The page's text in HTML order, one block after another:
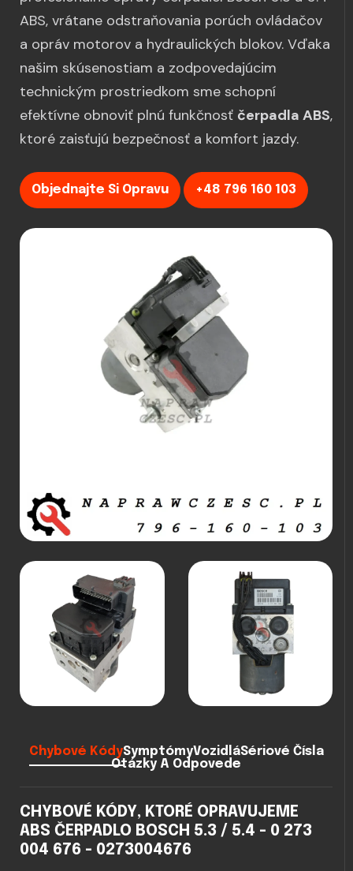
ABS, vrátane odstraňovania porúch ovládačov
a opráv motorov a hydraulických blokov. Vďaka
našim skúsenostiam a zodpovedajúcim
technickým prostriedkom sme schopní
efektívne obnoviť plnú funkčnosť čerpadla ABS,
ktoré zaisťujú bezpečnosť a komfort jazdy.
Objednajte Si Opravu +48 796 160 103
Chybové KódySymptómyVozidláSériové Čísla
Otázky A Odpovede
CHYBOVÉ KÓDY, KTORÉ OPRAVUJEME
ABS ČERPADLO BOSCH 5.3 / 5.4 - 0 273
004 676 - 0273004676